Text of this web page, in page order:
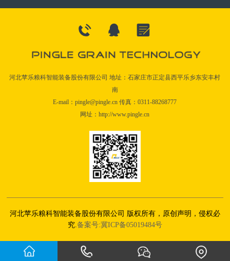
河北苹乐粮科智能装备股份有限公司 地址：石家庄市正定县西平乐乡东安丰村
南
E-mail：pingle@pingle.cn 传真：0311-88268777
网址：http://www.pingle.cn
河北苹乐粮科智能装备股份有限公司 版权所有，原创声明，侵权必
究.备案号:冀ICP备05019484号